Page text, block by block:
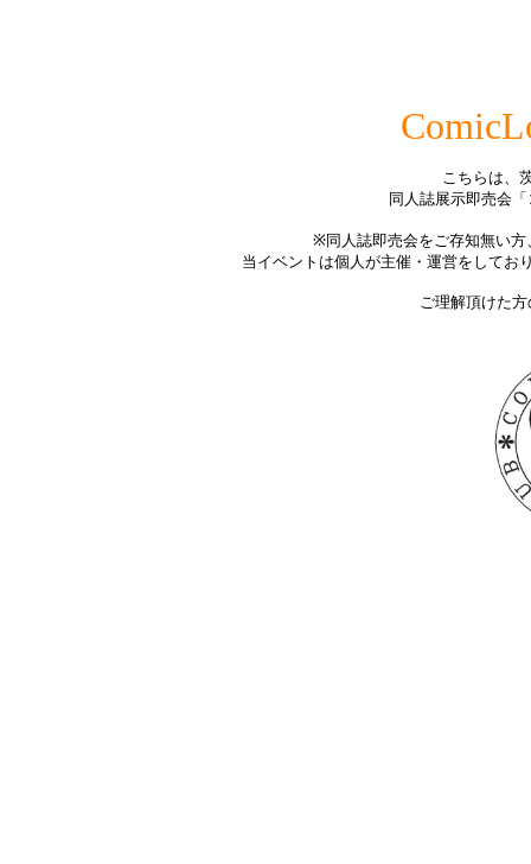
こちらは、
同人誌展示即売会
※同人誌即売会をご存知無い方
当イベントは個人が主催・運営をしてお
ご理解頂けた